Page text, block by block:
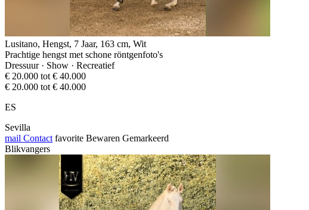
Lusitano, Hengst, 7 Jaar, 163 cm, Wit
Prachtige hengst met schone röntgenfoto's
Dressuur · Show · Recreatief
€ 20.000 tot € 40.000
€ 20.000 tot € 40.000
ES
Sevilla
mail Contact favorite Bewaren Gemarkeerd
Blikvangers